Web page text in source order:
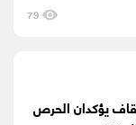
79
يؤكدان الحرص